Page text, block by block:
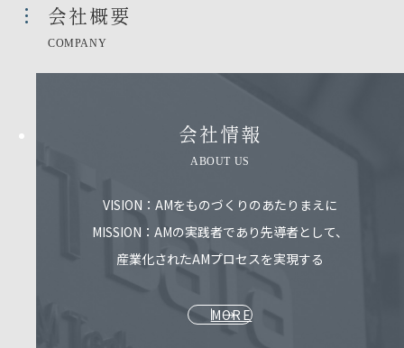
会社概要​
COMPANY
会社情報​
ABOUT US
VISION：AMをものづくりのあたりまえに
MISSION：AMの実践者であり先導者として、
産業化されたAMプロセスを実現する
MORE